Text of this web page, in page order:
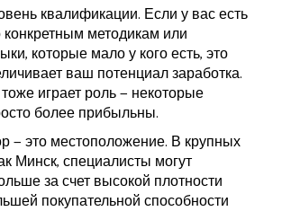
квалификации. Если у вас есть
методикам или
которые мало у кого есть, это
ваш потенциал заработка.
играет роль — некоторые
более прибыльны.
— это местоположение. В крупных
Минск, специалисты могут
за счет высокой плотности
покупательной способности